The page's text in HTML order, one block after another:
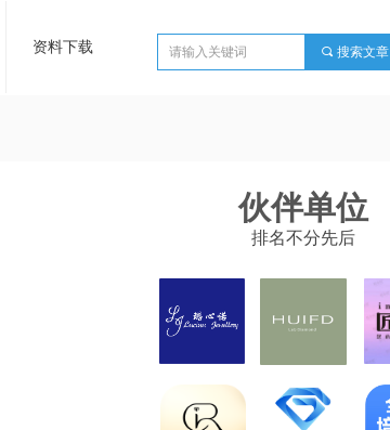
资料下载 끠 搜索文章
伙伴单位
排名不分先后